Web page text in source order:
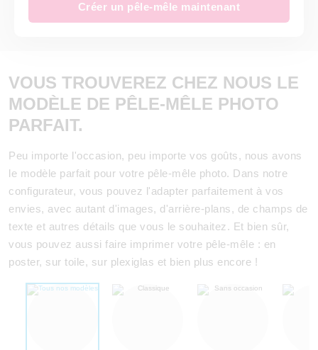
Créer un pêle-mêle maintenant
VOUS TROUVEREZ CHEZ NOUS LE
MODÈLE DE PÊLE-MÊLE PHOTO
PARFAIT.
Peu importe l'occasion, peu importe vos goûts, nous avons
le modèle parfait pour votre pêle-mêle photo. Dans notre
configurateur, vous pouvez l'adapter parfaitement à vos
envies, avec autant d'images, d'arrière-plans, de champs de
texte et autres détails que vous le souhaitez. Et bien sûr,
vous pouvez aussi faire imprimer votre pêle-mêle : en
poster, sur toile, sur plexiglas et bien plus encore !